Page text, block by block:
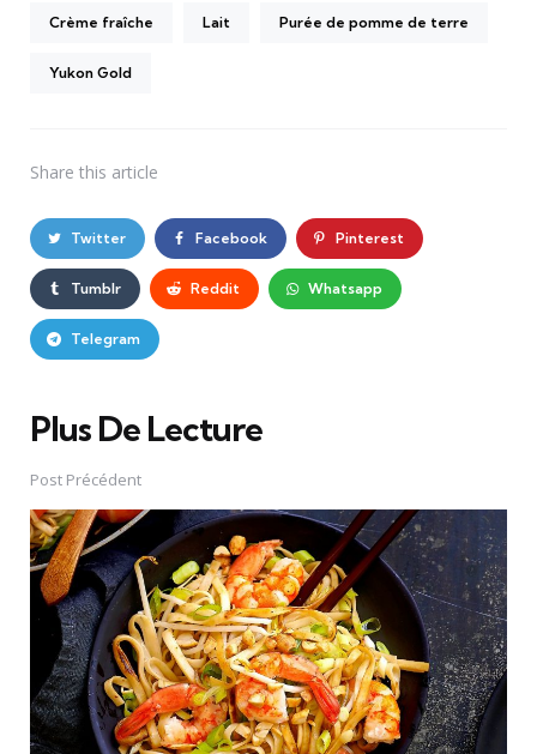
Crème fraîche Lait Purée de pomme de terre
Yukon Gold
Share this article
Twitter Facebook Pinterest
Tumblr Reddit Whatsapp
Telegram
Plus De Lecture
Post
navigation
Post Précédent